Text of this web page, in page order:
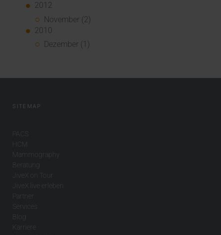
2012
November (2)
2010
Dezember (1)
SITEMAP
PACS
HCM
Mammography
Beratung
JiveX on Tour
JiveX live erleben
Partner
Services
Blog
Karriere